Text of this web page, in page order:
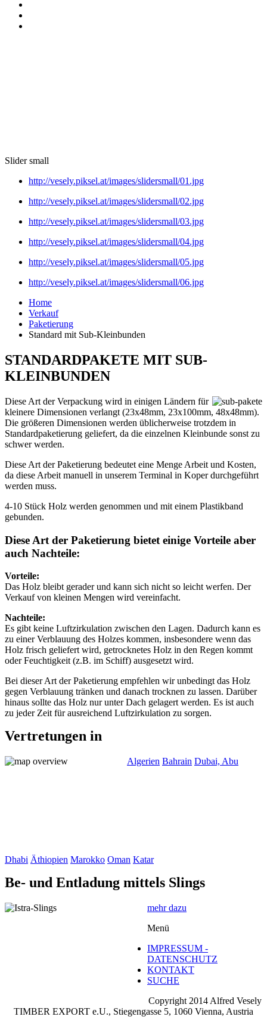
Slider small
http://vesely.piksel.at/images/slidersmall/01.jpg
http://vesely.piksel.at/images/slidersmall/02.jpg
http://vesely.piksel.at/images/slidersmall/03.jpg
http://vesely.piksel.at/images/slidersmall/04.jpg
http://vesely.piksel.at/images/slidersmall/05.jpg
http://vesely.piksel.at/images/slidersmall/06.jpg
Home
Verkauf
Paketierung
Standard mit Sub-Kleinbunden
STANDARDPAKETE MIT SUB-
KLEINBUNDEN
Diese Art der Verpackung wird in einigen Ländern für
kleinere Dimensionen verlangt (23x48mm, 23x100mm, 48x48mm).
Die größeren Dimensionen werden üblicherweise trotzdem in
Standardpaketierung geliefert, da die einzelnen Kleinbunde sonst zu
schwer werden.
Diese Art der Paketierung bedeutet eine Menge Arbeit und Kosten,
da diese Arbeit manuell in unserem Terminal in Koper durchgeführt
werden muss.
4-10 Stück Holz werden genommen und mit einem Plastikband
gebunden.
Diese Art der Paketierung bietet einige Vorteile aber
auch Nachteile:
Vorteile:
Das Holz bleibt gerader und kann sich nicht so leicht werfen. Der
Verkauf von kleinen Mengen wird vereinfacht.
Nachteile:
Es gibt keine Luftzirkulation zwischen den Lagen. Dadurch kann es
zu einer Verblauung des Holzes kommen, insbesondere wenn das
Holz frisch geliefert wird, getrocknetes Holz in den Regen kommt
oder Feuchtigkeit (z.B. im Schiff) ausgesetzt wird.
Bei dieser Art der Paketierung empfehlen wir unbedingt das Holz
gegen Verblauung tränken und danach trocknen zu lassen. Darüber
hinaus sollte das Holz nur unter Dach gelagert werden. Es ist auch
zu jeder Zeit für ausreichend Luftzirkulation zu sorgen.
Vertretungen in
Algerien Bahrain Dubai, Abu
Dhabi Äthiopien Marokko Oman Katar
Be- und Entladung mittels Slings
mehr dazu
Menü
IMPRESSUM -
DATENSCHUTZ
KONTAKT
SUCHE
Copyright 2014 Alfred Vesely
TIMBER EXPORT e.U., Stiegengasse 5, 1060 Vienna, Austria